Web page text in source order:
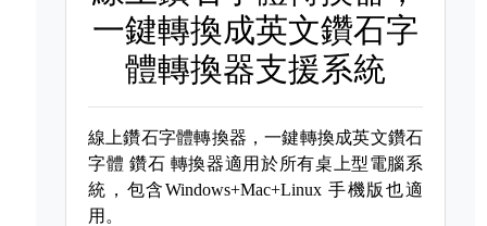
一鍵轉換成英文鑽石字
體轉換器支援系統
線上鑽石字體轉換器，一鍵轉換成英文鑽石
字體 鑽石 轉換器適用於所有桌上型電腦系
統，包含Windows+Mac+Linux 手機版也適
用。